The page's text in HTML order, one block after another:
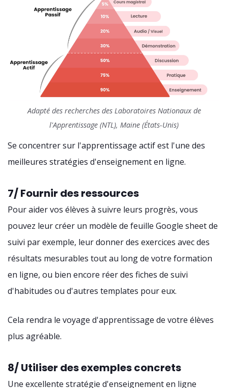
Adapté des recherches des Laboratoires Nationaux de
l'Apprentissage (NTL), Maine (États-Unis)
Se concentrer sur l'apprentissage actif est l'une des
meilleures stratégies d'enseignement en ligne.
7/ Fournir des ressources
Pour aider vos élèves à suivre leurs progrès, vous
pouvez leur créer un modèle de feuille Google sheet de
suivi par exemple, leur donner des exercices avec des
résultats mesurables tout au long de votre formation
en ligne, ou bien encore réer des fiches de suivi
d'habitudes ou d'autres templates pour eux.
Cela rendra le voyage d'apprentissage de votre élèves
plus agréable.
8/ Utiliser des exemples concrets
Une excellente stratégie d'enseignement en ligne